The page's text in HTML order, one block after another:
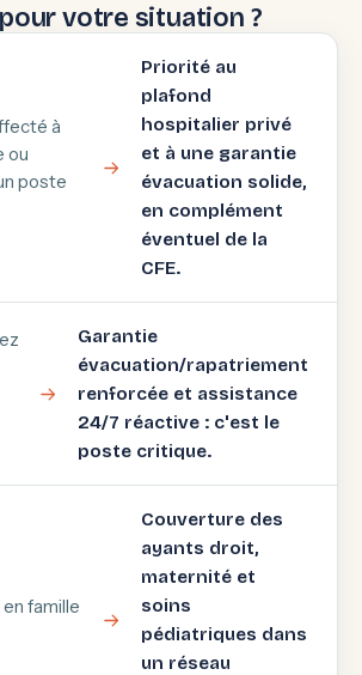
votre situation ?
à
ou
poste
Priorité au
plafond
hospitalier privé
et à une garantie
évacuation solide,
en complément
éventuel de la
CFE.
Garantie
évacuation/rapatriement
renforcée et assistance
24/7 réactive : c'est le
poste critique.
famille
Couverture des
ayants droit,
maternité et
soins
pédiatriques dans
un réseau